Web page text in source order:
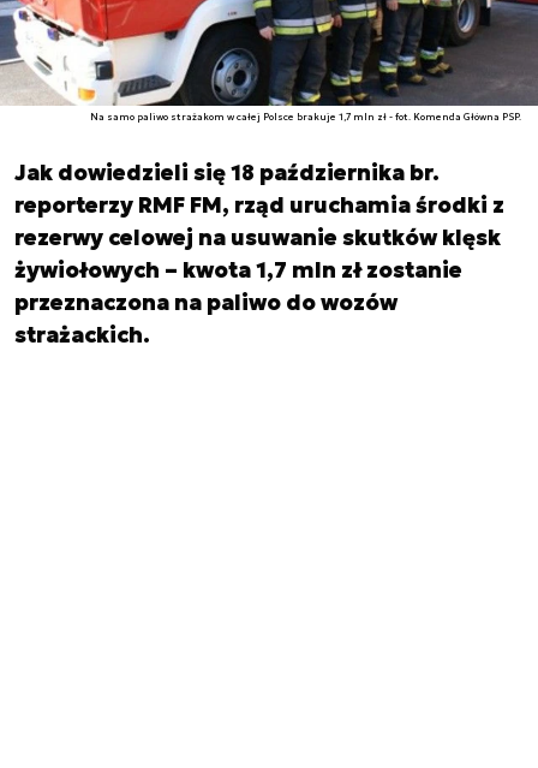
Na samo paliwo strażakom w całej Polsce brakuje 1,7 mln zł - fot. Komenda Główna PSP.
Jak dowiedzieli się 18 października br.
reporterzy RMF FM, rząd uruchamia środki z
rezerwy celowej na usuwanie skutków klęsk
żywiołowych – kwota 1,7 mln zł zostanie
przeznaczona na paliwo do wozów
strażackich.